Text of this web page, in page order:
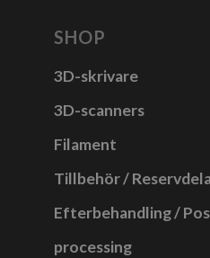
SHOP
3D-skrivare
3D-scanners
Filament
Tillbehör /
Efterbehandling /
processing